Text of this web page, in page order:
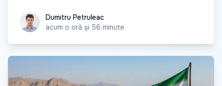
Dumitru Petruleac
Dumitru Petruleac
acum o oră și 56 minute